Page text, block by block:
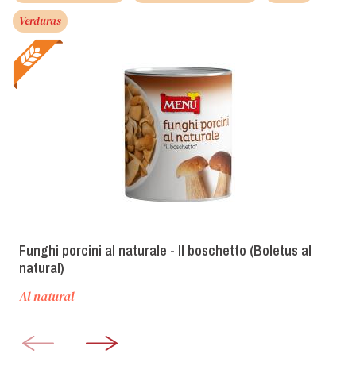
Verduras
Funghi porcini al naturale - Il boschetto (Boletus al
natural)
Al natural